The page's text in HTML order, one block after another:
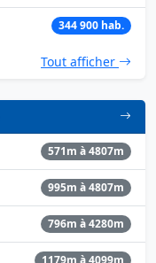
344 900 hab.
Tout afficher
571m à 4807m
995m à 4807m
796m à 4280m
1179m à 4099m